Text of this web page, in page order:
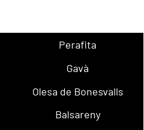
Perafita
Gavà
Olesa de Bonesvalls
Balsareny